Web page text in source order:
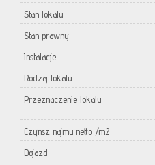
Stan lokalu
Stan prawny
Instalacje
Rodzaj lokalu
Przeznaczenie lokalu
Czynsz najmu netto /m2
Dojazd